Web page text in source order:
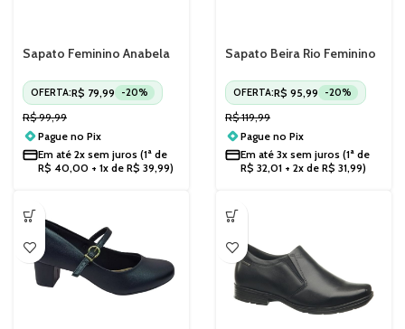
Sapato Feminino Anabela
OFERTA:R$ 79,99 -20%
R$99,99
Pague no Pix
Em até 2x sem juros (1ª de
R$ 40,00 + 1x de R$ 39,99)
Sapato Beira Rio Feminino
OFERTA:R$ 95,99 -20%
R$119,99
Pague no Pix
Em até 3x sem juros (1ª de
R$ 32,01 + 2x de R$ 31,99)